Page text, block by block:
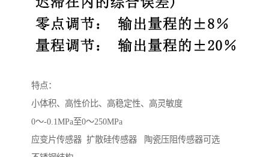
特点：
小体积、高性价比、高稳定性、高灵敏度
0～-0.1MPa至0～250MPa
应变片传感器 扩散硅传感器 陶瓷压阻传感器可选